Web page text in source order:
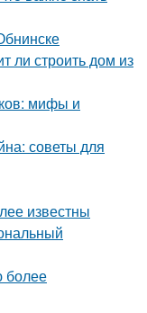
ли строить дом из
мифы и
советы для
известны
более